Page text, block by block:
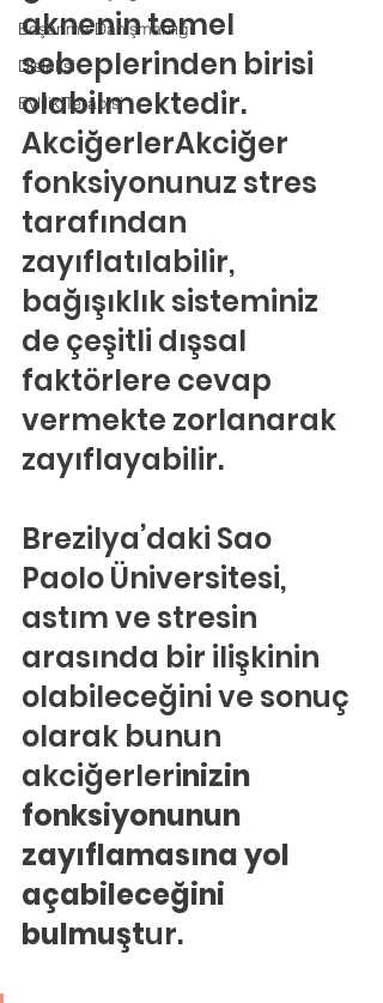
Boşanma Danışmanlığı
Disleksi
Evlilik Terapisi
aknenin temel
sebeplerinden birisi
olabilmektedir.
AkciğerlerAkciğer
fonksiyonunuz stres
tarafından
zayıflatılabilir,
bağışıklık sisteminiz
de çeşitli dışsal
faktörlere cevap
vermekte zorlanarak
zayıflayabilir.
Brezilya’daki Sao
Paolo Üniversitesi,
astım ve stresin
arasında bir ilişkinin
olabileceğini ve sonuç
olarak bunun
akciğerlerinizin
fonksiyonunun
zayıflamasına yol
açabileceğini
bulmuştur.